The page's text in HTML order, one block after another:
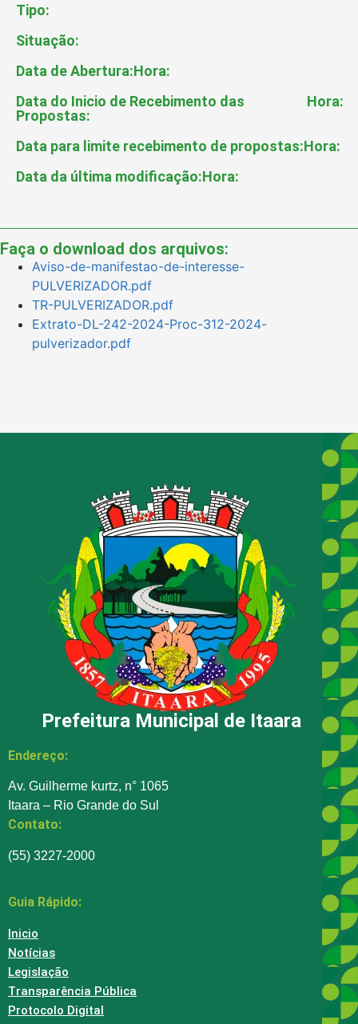
Tipo:
Situação:
Data de Abertura:Hora:
Data do Inicio de Recebimento das
Propostas:
Hora:
Data para limite recebimento de propostas:Hora:
Data da última modificação:Hora:
Faça o download dos arquivos:
Aviso-de-manifestao-de-interesse-
PULVERIZADOR.pdf
TR-PULVERIZADOR.pdf
Extrato-DL-242-2024-Proc-312-2024-
pulverizador.pdf
Prefeitura Municipal de Itaara
Endereço:
Av. Guilherme kurtz, n° 1065
Itaara – Rio Grande do Sul
Contato:
(55) 3227-2000
Guia Rápido:
Inicio
Notícias
Legislação
Transparência Pública
Protocolo Digital